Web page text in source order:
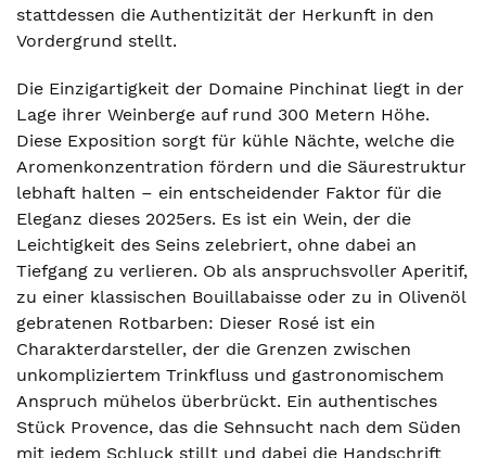
stattdessen die Authentizität der Herkunft in den
Vordergrund stellt.
Die Einzigartigkeit der Domaine Pinchinat liegt in der
Lage ihrer Weinberge auf rund 300 Metern Höhe.
Diese Exposition sorgt für kühle Nächte, welche die
Aromenkonzentration fördern und die Säurestruktur
lebhaft halten – ein entscheidender Faktor für die
Eleganz dieses 2025ers. Es ist ein Wein, der die
Leichtigkeit des Seins zelebriert, ohne dabei an
Tiefgang zu verlieren. Ob als anspruchsvoller Aperitif,
zu einer klassischen Bouillabaisse oder zu in Olivenöl
gebratenen Rotbarben: Dieser Rosé ist ein
Charakterdarsteller, der die Grenzen zwischen
unkompliziertem Trinkfluss und gastronomischem
Anspruch mühelos überbrückt. Ein authentisches
Stück Provence, das die Sehnsucht nach dem Süden
mit jedem Schluck stillt und dabei die Handschrift